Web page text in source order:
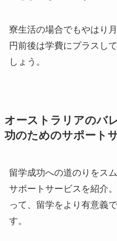
寮生活の場合でもやはり
円前後は学費にプラスし
しょう。
オーストラリアのバ
功のためのサポート
留学成功への道のりをス
サポートサービスを紹介
って、留学をより有意義
す。